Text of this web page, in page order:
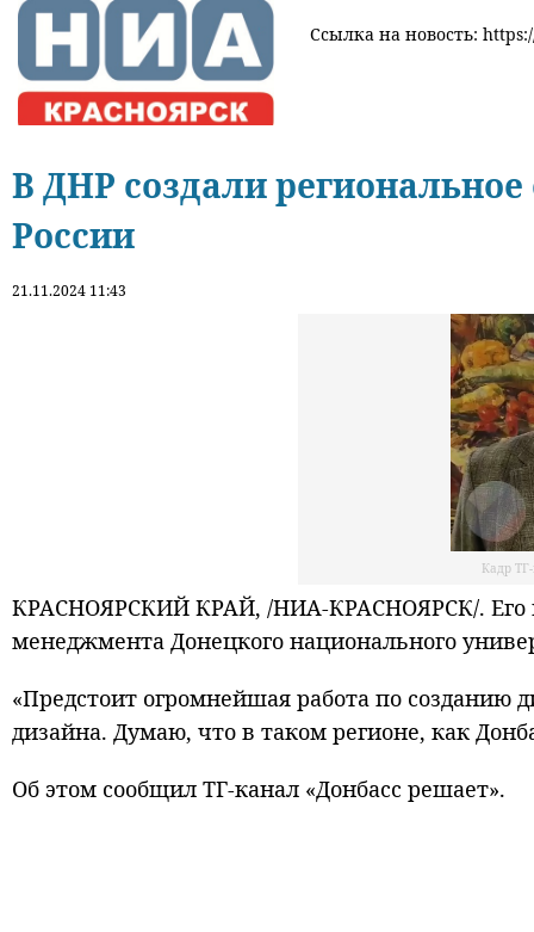
Ссылка на новость:
В ДНР создали
России
21.11.2024 11:43
Кадр
КРАСНОЯРСКИЙ КРАЙ, /НИА-КРАСНОЯРСК/. Его
менеджмента Донецкого национального
«Предстоит огромнейшая работа по созданию
дизайна. Думаю, что в таком регионе, как
Об этом сообщил ТГ-канал «Донбасс решает».